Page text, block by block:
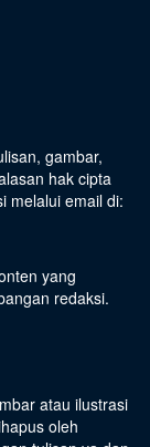
gambar,
hak cipta
melalui email di:
yang
redaksi.
atau ilustrasi
oleh